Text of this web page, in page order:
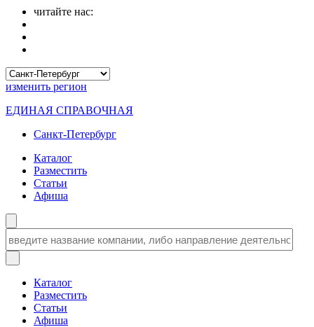
читайте нас:
изменить регион
ЕДИНАЯ СПРАВОЧНАЯ
Санкт-Петербург
Каталог
Разместить
Статьи
Афиша
Каталог
Разместить
Статьи
Афиша